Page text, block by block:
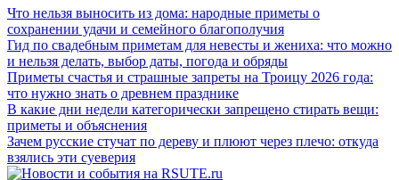
Что нельзя выносить из дома: народные приметы о
сохранении удачи и семейного благополучия
Гид по свадебным приметам для невесты и жениха: что можно
и нельзя делать, выбор даты, погода и обряды
Приметы счастья и страшные запреты на Троицу 2026 года:
что нужно знать о древнем празднике
В какие дни недели категорически запрещено стирать вещи:
приметы и объяснения
Зачем русские стучат по дереву и плюют через плечо: откуда
взялись эти суеверия